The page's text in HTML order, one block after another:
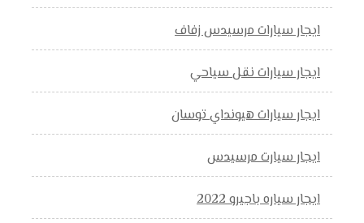
ايجار سيارات مرسيدس زفاف
ايجار سيارات نقل سياحي
ايجار سيارات هيونداي توسان
ايجار سيارت مرسيدس
ايجار سياره باجيرو 2022